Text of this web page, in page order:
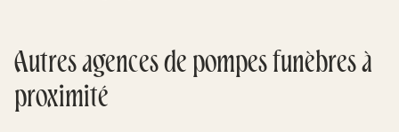
Autres agences de pompes funèbres à
proximité